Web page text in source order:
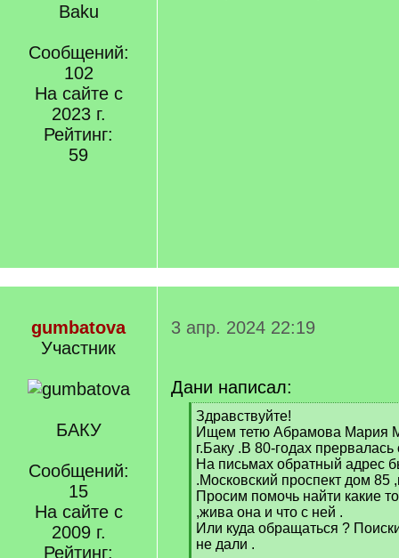
Baku
Сообщений:
102
На сайте с
2023 г.
Рейтинг:
59
gumbatova
Участник
БАКУ
Сообщений:
15
На сайте с
2009 г.
Рейтинг:
3 апр. 2024 22:19
Дани написал:
[
q
]
Здравствуйте!
Ищем тетю Абрамова Мария
г.Баку .В 80-годах прервалась
На письмах обратный адрес
.Московский проспект дом 85
Просим помочь найти какие
,жива она и что с ней .
Или куда обращаться ?
не дали .